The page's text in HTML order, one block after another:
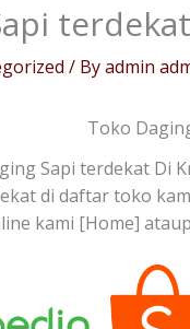
/ Byadmin
Toko
Sapi terdekat Di
di daftar toko
kami [Home]